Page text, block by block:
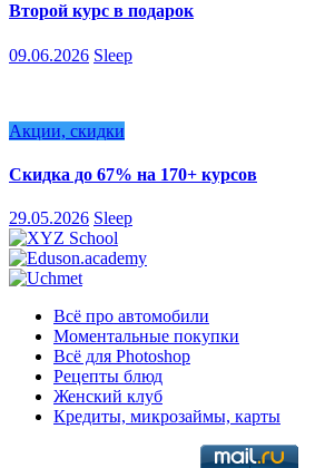
Второй курс в подарок
09.06.2026 Sleep
Акции, скидки
Скидка до 67% на 170+ курсов
29.05.2026 Sleep
Всё про автомобили
Моментальные покупки
Всё для Photoshop
Рецепты блюд
Женский клуб
Кредиты, микрозаймы, карты